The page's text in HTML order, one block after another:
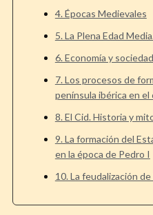
4. Épocas Medievales
5. La Plena Edad
6. Economía y
7. Los procesos de
península ibérica en
8. El Cid. Historia y
9. La formación del
en la época de Pedro I
10. La feudalización